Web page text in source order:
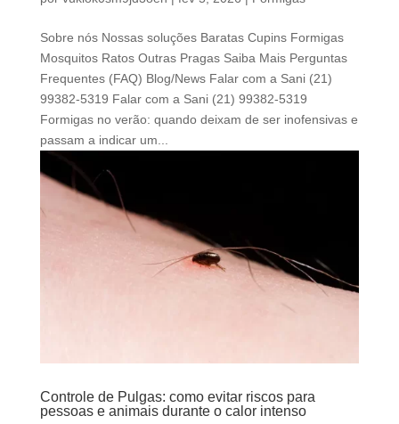
Sobre nós Nossas soluções Baratas Cupins Formigas
Mosquitos Ratos Outras Pragas Saiba Mais Perguntas
Frequentes (FAQ) Blog/News Falar com a Sani (21)
99382-5319 Falar com a Sani (21) 99382-5319
Formigas no verão: quando deixam de ser inofensivas e
passam a indicar um...
Controle de Pulgas: como evitar riscos para
pessoas e animais durante o calor intenso